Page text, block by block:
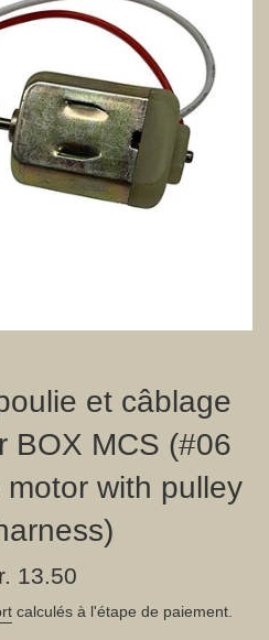
et câblage
BOX MCS (#06
with pulley
13.50
calculés à l'étape de paiement.